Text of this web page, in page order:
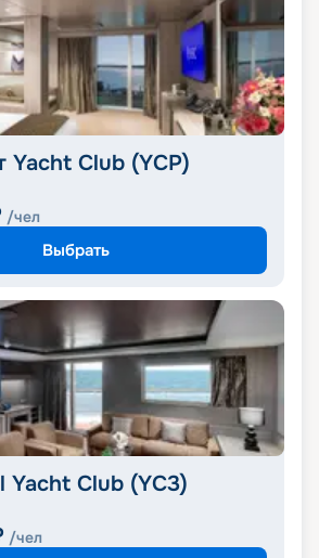
Yacht Club (YCP)
/чел
Выбрать
Yacht Club (YC3)
/чел